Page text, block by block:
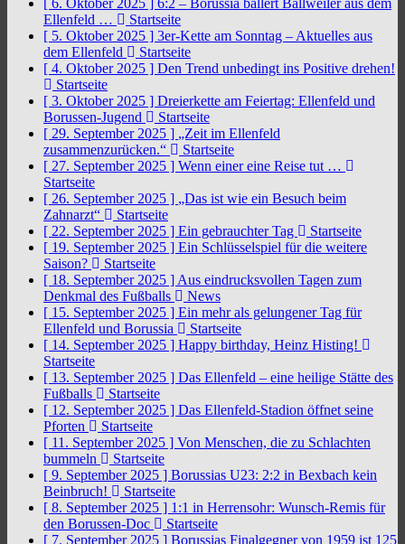
[ 6. Oktober 2025 ] 6:2 – Borussia ballert Ballweiler aus dem
Ellenfeld …
Startseite
[ 5. Oktober 2025 ] 3er-Kette am Sonntag – Aktuelles aus
dem Ellenfeld
Startseite
[ 4. Oktober 2025 ] Den Trend unbedingt ins Positive drehen!
Startseite
[ 3. Oktober 2025 ] Dreierkette am Feiertag: Ellenfeld und
Borussen-Jugend
Startseite
[ 29. September 2025 ] „Zeit im Ellenfeld
zusammenzurücken.“
Startseite
[ 27. September 2025 ] Wenn einer eine Reise tut …
Startseite
[ 26. September 2025 ] „Das ist wie ein Besuch beim
Zahnarzt“
Startseite
[ 22. September 2025 ] Ein gebrauchter Tag
Startseite
[ 19. September 2025 ] Ein Schlüsselspiel für die weitere
Saison?
Startseite
[ 18. September 2025 ] Aus eindrucksvollen Tagen zum
Denkmal des Fußballs
News
[ 15. September 2025 ] Ein mehr als gelungener Tag für
Ellenfeld und Borussia
Startseite
[ 14. September 2025 ] Happy birthday, Heinz Histing!
Startseite
[ 13. September 2025 ] Das Ellenfeld – eine heilige Stätte des
Fußballs
Startseite
[ 12. September 2025 ] Das Ellenfeld-Stadion öffnet seine
Pforten
Startseite
[ 11. September 2025 ] Von Menschen, die zu Schlachten
bummeln
Startseite
[ 9. September 2025 ] Borussias U23: 2:2 in Bexbach kein
Beinbruch!
Startseite
[ 8. September 2025 ] 1:1 in Herrensohr: Wunsch-Remis für
den Borussen-Doc
Startseite
[ 7. September 2025 ] Borussias Finalgegner von 1959 ist 125